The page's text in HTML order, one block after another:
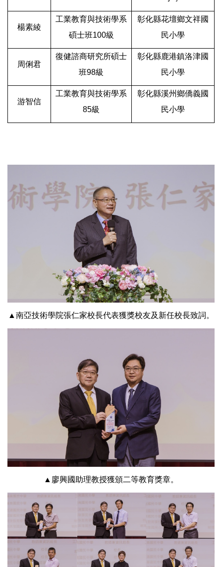
楊素綾
工業教育與技術學系
碩士班100級
彰化縣花壇鄉文祥國
民小學
周俐君
復健諮商研究所碩士
班98級
彰化縣鹿港鎮洛津國
民小學
游智信
工業教育與技術學系
85級
彰化縣溪州鄉僑義國
民小學
▲南亞技術學院張仁家校長代表獲獎校友及新任校長致詞。
▲廖興國助理教授獲頒二等教育獎章。